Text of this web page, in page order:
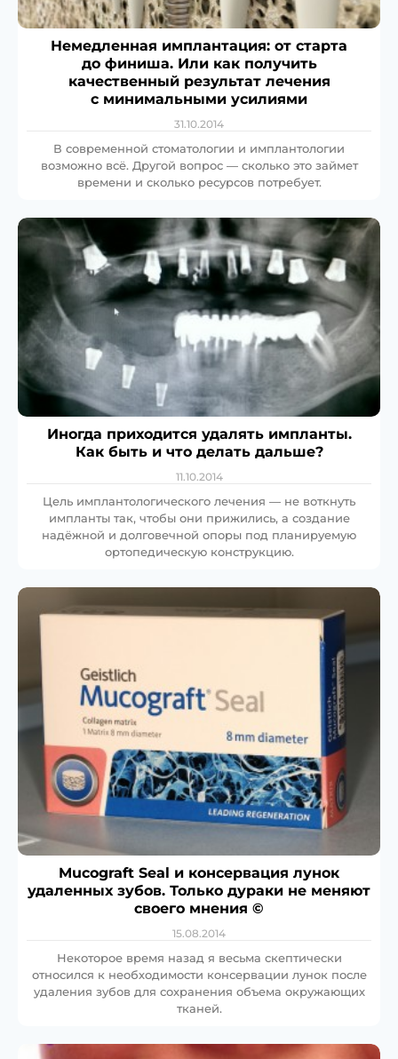
Немедленная имплантация: от старта
до финиша. Или как получить
качественный результат лечения
с минимальными усилиями
31.10.2014
В современной стоматологии и имплантологии
возможно всё. Другой вопрос — сколько это займет
времени и сколько ресурсов потребует.
Иногда приходится удалять импланты.
Как быть и что делать дальше?
11.10.2014
Цель имплантологического лечения — не воткнуть
импланты так, чтобы они прижились, а создание
надёжной и долговечной опоры под планируемую
ортопедическую конструкцию.
Mucograft Seal и консервация лунок
удаленных зубов. Только дураки не меняют
своего мнения ©
15.08.2014
Некоторое время назад я весьма скептически
относился к необходимости консервации лунок после
удаления зубов для сохранения объема окружающих
тканей.